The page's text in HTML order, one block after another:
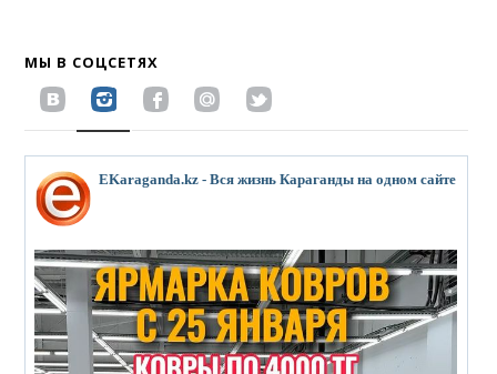
МЫ В СОЦСЕТЯХ
EKaraganda.kz - Вся жизнь Караганды на одном сайте